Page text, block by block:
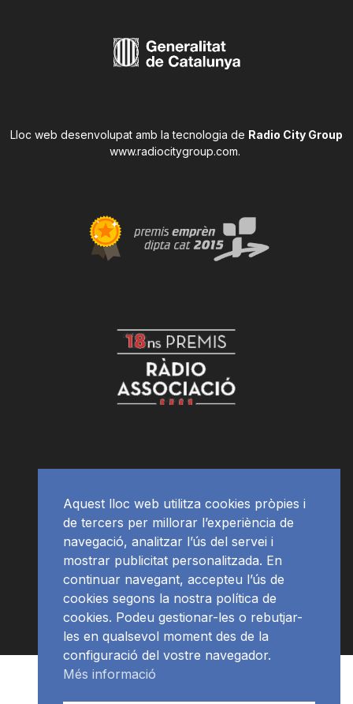
Lloc web desenvolupat amb la tecnologia de Radio City Group
www.radiocitygroup.com.
RàdioNews
Aquest lloc web utilitza cookies pròpies i
de tercers per millorar l’experiència de
navegació, analitzar l’ús del servei i
mostrar publicitat personalitzada. En
continuar navegant, accepteu l’ús de
cookies segons la nostra política de
cookies. Podeu gestionar-les o rebutjar-
les en qualsevol moment des de la
configuració del vostre navegador.
Més informació